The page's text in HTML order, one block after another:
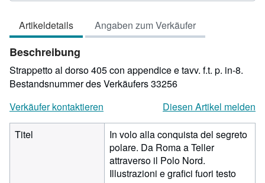
5
Sternen
Artikeldetails Angaben zum Verkäufer
Beschreibung
Strappetto al dorso 405 con appendice e tavv. f.t. p. in-8.
Bestandsnummer des Verkäufers 33256
Verkäufer kontaktieren
Diesen Artikel melden
Titel
In volo alla conquista del segreto
polare. Da Roma a Teller
attraverso il Polo Nord.
Illustrazioni e grafici fuori testo